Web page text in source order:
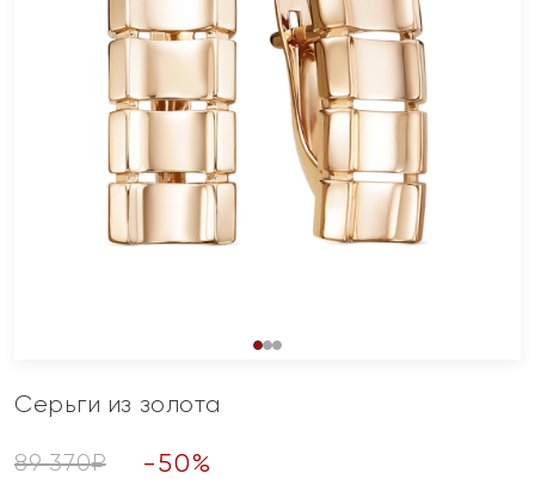
Серьги из золота
89 370₽ -50%